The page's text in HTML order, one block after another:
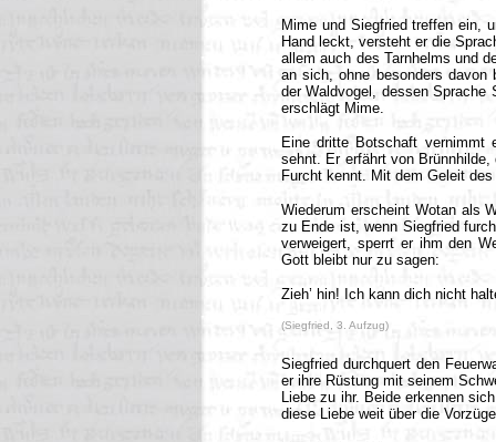
Mime und Siegfried treffen ein,
Hand leckt, versteht er die
allem auch des Tarnhelms und
an sich, ohne besonders davon
der Waldvogel, dessen Sprache
erschlägt Mime.
Eine dritte Botschaft vernimmt
sehnt. Er erfährt von
Furcht kennt. Mit dem Geleit
Wiederum erscheint Wotan als
zu Ende ist, wenn Siegfried
verweigert, sperrt er ihm den
Gott bleibt nur zu sagen:
Zieh’ hin! Ich kann dich nicht
(Siegfried, 3. Aufzug)
Siegfried durchquert den
er ihre Rüstung mit seinem
Liebe zu ihr. Beide erkennen
diese Liebe weit über die